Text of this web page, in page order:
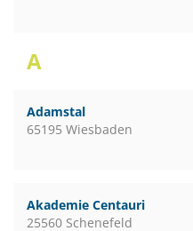
A
Adamstal
65195 Wiesbaden
Akademie Centauri
25560 Schenefeld